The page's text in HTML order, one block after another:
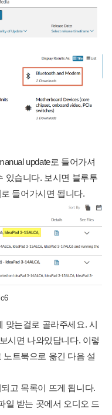
update로 들어가셔
있습니다. 보시면 블루투
들어가시면 됩니다.
맞는걸로 골라주세요. 시
시면 나와있답니다. 이렇
트북으로 옮긴 다음 설
고 목록이 뜨게 됩니다.
일 받는 곳에서 오디오 드